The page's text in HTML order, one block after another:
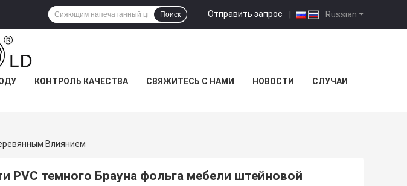
Russian
Отправить запрос |
Поиск
КОНТРОЛЬ КАЧЕСТВА СВЯЖИТЕСЬ С НАМИ НОВОСТИ СЛУЧАИ
Влиянием
PVC темного Брауна фольга мебели штейновой